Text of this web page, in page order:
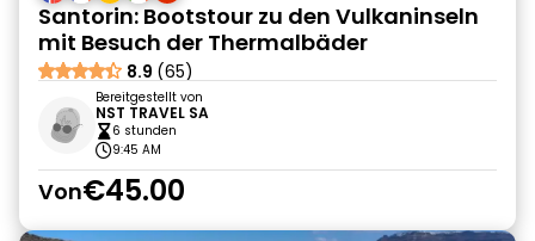
Santorin: Bootstour zu den Vulkaninseln
mit Besuch der Thermalbäder
8.9 (65)
Bereitgestellt von
NST TRAVEL SA
6 stunden
9:45 AM
Von€45.00